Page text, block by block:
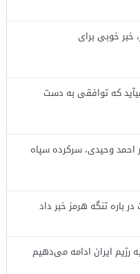
خبر خوبی برای
که توافقی به دست
احمد وحیدی، سرکرده سپاه
در باره تنگه هرمز خبر داد
رژیم ایران ادامه می‌دهیم